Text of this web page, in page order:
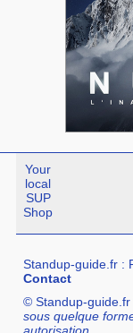
Your
local
SUP
Shop
Standup-guide.fr :
Contact
© Standup-guide.fr
sous quelque